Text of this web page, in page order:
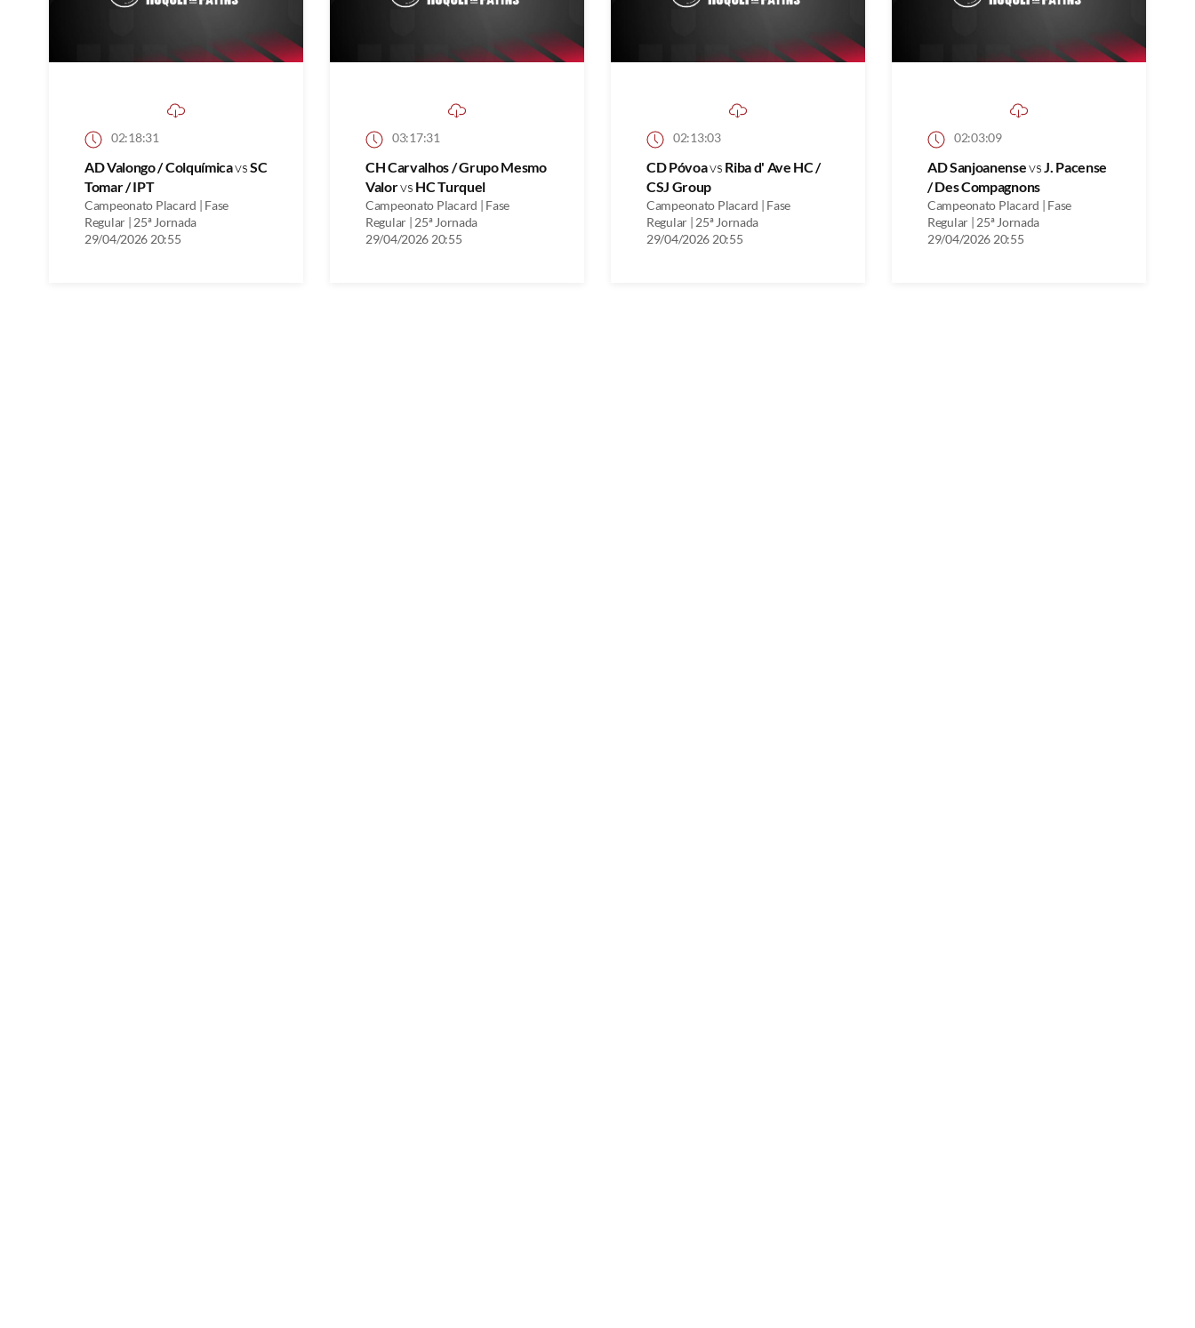
02:18:31
AD Valongo / ColquímicavsSC
Tomar / IPT
Campeonato Placard | Fase
Regular | 25ª Jornada
29/04/2026 20:55
03:17:31
CH Carvalhos / Grupo Mesmo
Valorvs HC Turquel
Campeonato Placard | Fase
Regular | 25ª Jornada
29/04/2026 20:55
02:13:03
CD Póvoavs Riba d' Ave HC /
CSJ Group
Campeonato Placard | Fase
Regular | 25ª Jornada
29/04/2026 20:55
02:03:09
AD SanjoanensevsJ. Pacense
/ Des Compagnons
Campeonato Placard | Fase
Regular | 25ª Jornada
29/04/2026 20:55